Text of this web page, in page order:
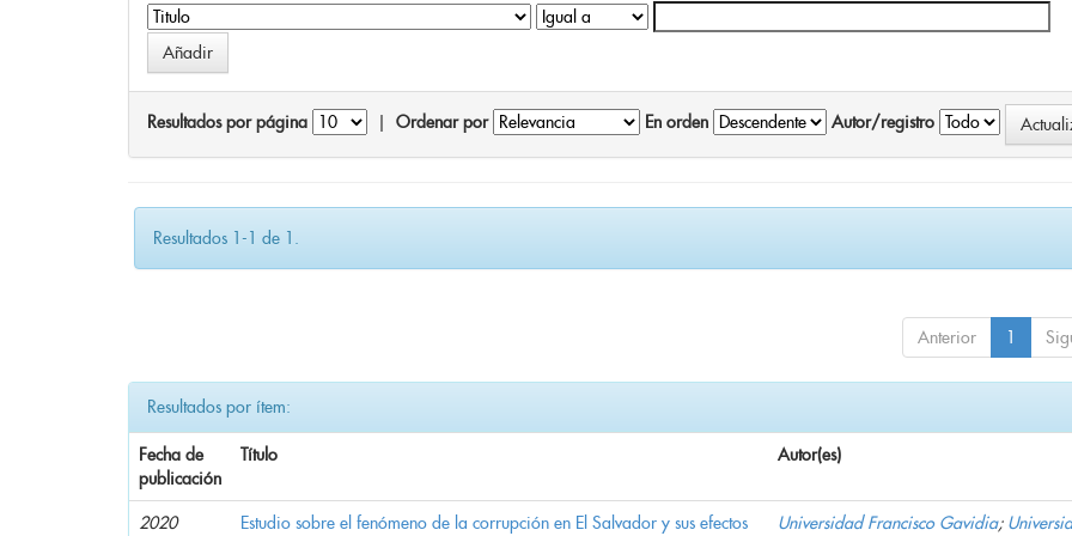
Resultados por página Ordenar por En orden Autor/registro
Resultados 1-1 de 1.
Anterior 1
Resultados por ítem:
Fecha de
publicación
Título Autor(es)
2020 Estudio sobre el fenómeno de la corrupción en El Salvador y sus efectos Universidad Francisco Gavidia;